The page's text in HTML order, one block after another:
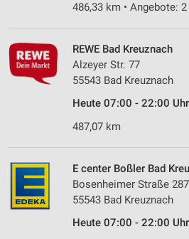
486,33 km • Angebote:
REWE Bad Kreuznach
Alzeyer Str. 77
55543 Bad Kreuznach
Heute 07:00 - 22:00
487,07 km
E center Boßler Bad
Bosenheimer Straße 287
55543 Bad Kreuznach
Heute 07:00 - 22:00